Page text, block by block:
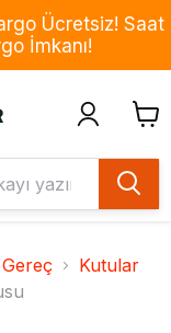
Ücretsiz! Saat
İmkanı!
Kutular